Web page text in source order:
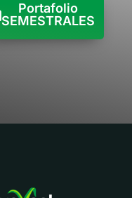
Portafolio
SEMESTRALES